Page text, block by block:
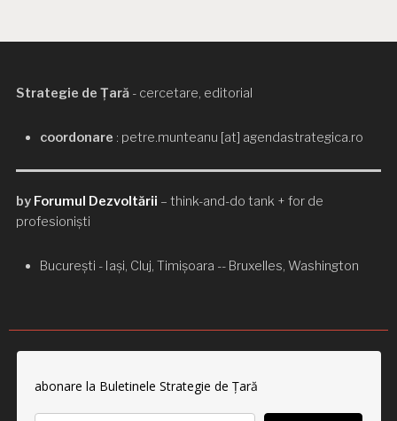
Strategie de Țară - cercetare, editorial
coordonare : petre.munteanu [at] agendastrategica.ro
by Forumul Dezvoltării – think-and-do tank + for de
profesioniști
București - Iași, Cluj, Timișoara -- Bruxelles, Washington
abonare la Buletinele Strategie de Țară